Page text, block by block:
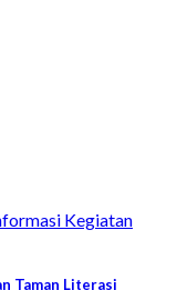
Kegiatan
Taman Literasi